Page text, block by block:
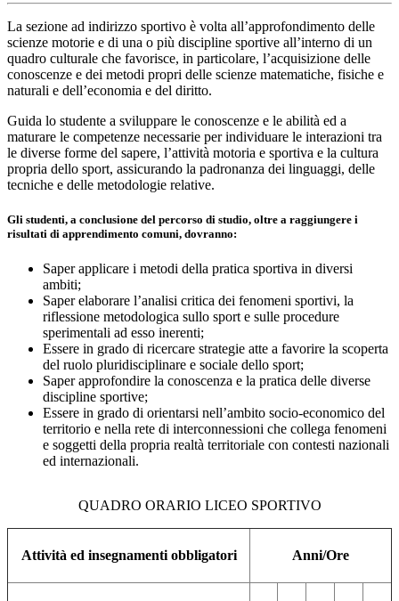
La sezione ad indirizzo sportivo è volta all’approfondimento delle
scienze motorie e di una o più discipline sportive all’interno di un
quadro culturale che favorisce, in particolare, l’acquisizione delle
conoscenze e dei metodi propri delle scienze matematiche, fisiche e
naturali e dell’economia e del diritto.
Guida lo studente a sviluppare le conoscenze e le abilità ed a
maturare le competenze necessarie per individuare le interazioni tra
le diverse forme del sapere, l’attività motoria e sportiva e la cultura
propria dello sport, assicurando la padronanza dei linguaggi, delle
tecniche e delle metodologie relative.
Gli studenti, a conclusione del percorso di studio, oltre a raggiungere i
risultati di apprendimento comuni, dovranno:
Saper applicare i metodi della pratica sportiva in diversi
ambiti;
Saper elaborare l’analisi critica dei fenomeni sportivi, la
riflessione metodologica sullo sport e sulle procedure
sperimentali ad esso inerenti;
Essere in grado di ricercare strategie atte a favorire la scoperta
del ruolo pluridisciplinare e sociale dello sport;
Saper approfondire la conoscenza e la pratica delle diverse
discipline sportive;
Essere in grado di orientarsi nell’ambito socio-economico del
territorio e nella rete di interconnessioni che collega fenomeni
e soggetti della propria realtà territoriale con contesti nazionali
ed internazionali.
QUADRO ORARIO LICEO SPORTIVO
Attività ed insegnamenti obbligatori Anni/Ore